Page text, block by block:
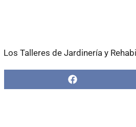
Los Talleres de Jardinería y
Compartir
en